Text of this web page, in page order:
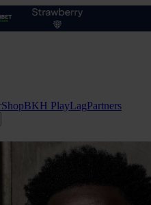
ShopBKH PlayLagPartners